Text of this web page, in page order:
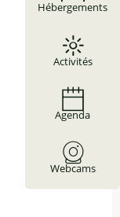
Hébergements
Activités
Agenda
Webcams